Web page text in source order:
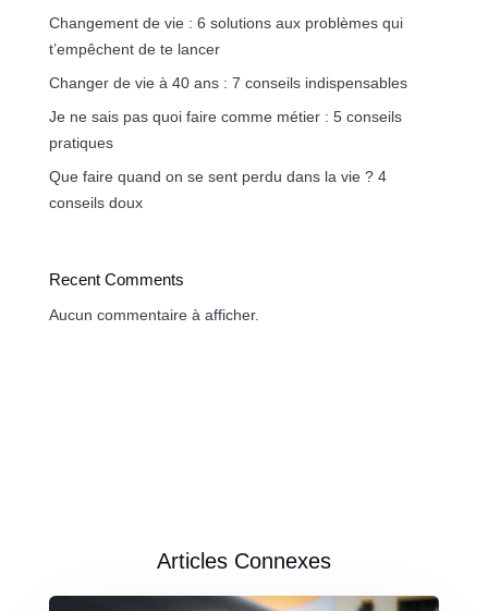
Changement de vie : 6 solutions aux problèmes qui
t’empêchent de te lancer
Changer de vie à 40 ans : 7 conseils indispensables
Je ne sais pas quoi faire comme métier : 5 conseils
pratiques
Que faire quand on se sent perdu dans la vie ? 4
conseils doux
Recent Comments
Aucun commentaire à afficher.
Articles Connexes